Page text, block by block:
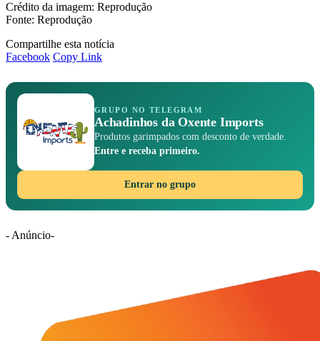
Crédito da imagem: Reprodução
Fonte: Reprodução
Compartilhe esta notícia
Facebook Copy Link
GRUPO NO TELEGRAM
Achadinhos da Oxente Imports
Produtos garimpados com desconto de verdade.
Entre e receba primeiro.
Entrar no grupo
- Anúncio-